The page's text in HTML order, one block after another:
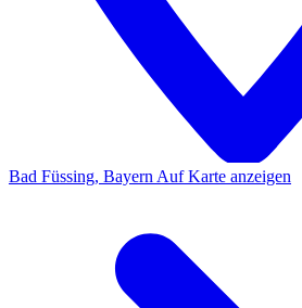
Bad Füssing, Bayern Auf Karte anzeigen